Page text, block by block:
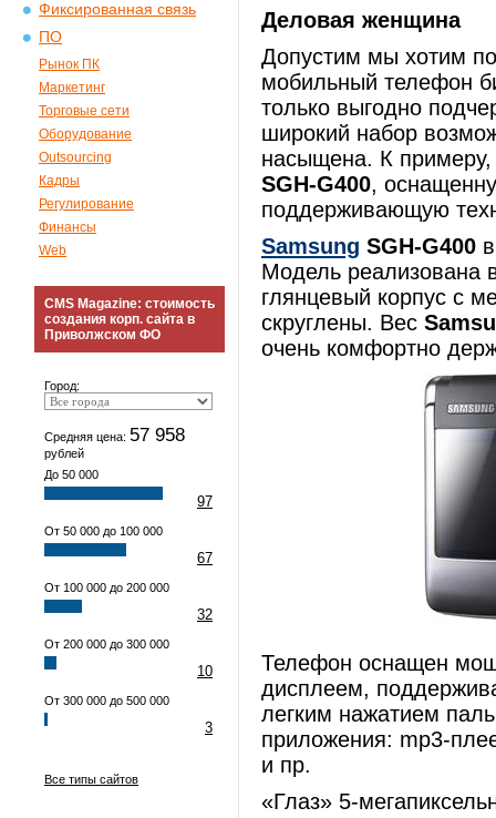
Фиксированная связь
ПО
Рынок ПК
Маркетинг
Торговые сети
Оборудование
Outsourcing
Кадры
Регулирование
Финансы
Web
CMS Magazine: стоимость
создания корп. сайта в
Приволжском ФО
Город:
Средняя цена: 57 958
рублей
До 50 000
97
От 50 000 до 100 000
67
От 100 000 до 200 000
32
От 200 000 до 300 000
10
От 300 000 до 500 000
3
Все типы сайтов
Деловая женщина
Допустим мы хотим
мобильный телефон
только выгодно
широкий набор
насыщена. К
SGH-G400,
поддерживающую
Samsung SGH-G400
Модель реализована
глянцевый корпус с
скруглены. Вес
очень комфортно
Телефон оснащен
дисплеем,
легким нажатием
приложения: mp3-
и пр.
«Глаз» 5-